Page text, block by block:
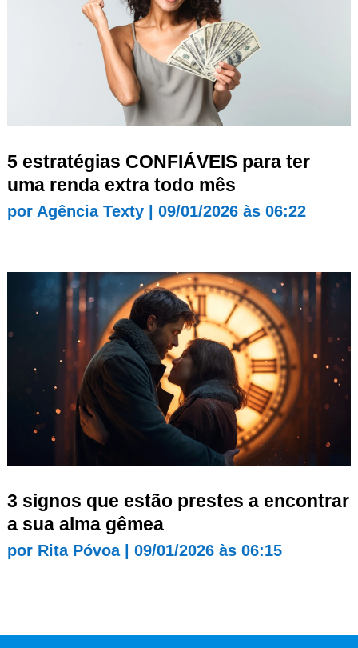
5 estratégias CONFIÁVEIS para ter
uma renda extra todo mês
por Agência Texty| 09/01/2026 às 06:22
3 signos que estão prestes a encontrar
a sua alma gêmea
por Rita Póvoa| 09/01/2026 às 06:15